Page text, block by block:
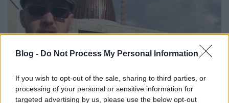
Blog - Do Not Process My Personal Information
If you wish to opt-out of the sale, sharing to third parties, or
processing of your personal or sensitive information for
targeted advertising by us, please use the below opt-out